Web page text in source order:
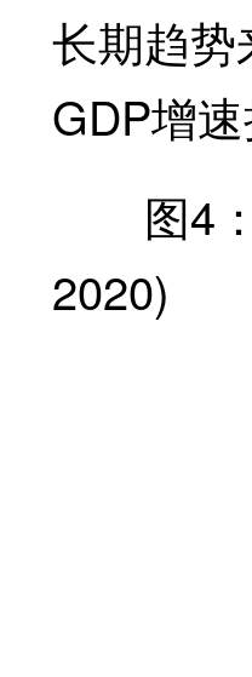
长期趋
GDP增
图4：
2020)